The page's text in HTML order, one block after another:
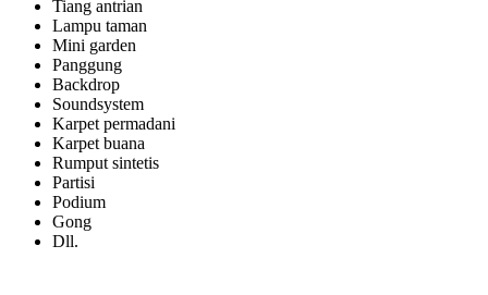
Tiang antrian
Lampu taman
Mini garden
Panggung
Backdrop
Soundsystem
Karpet permadani
Karpet buana
Rumput sintetis
Partisi
Podium
Gong
Dll.